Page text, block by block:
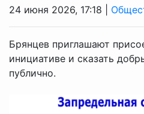
24 июня 2026, 17:18 |
Брянцев приглашают
инициативе и сказать
публично.